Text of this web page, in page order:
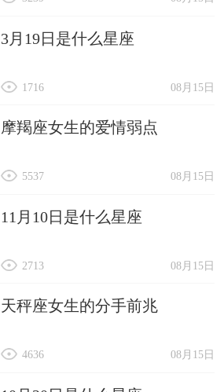
3月19日是什么星座
08月15日
1716
摩羯座女生的爱情弱点
08月15日
5537
11月10日是什么星座
08月15日
2713
天秤座女生的分手前兆
08月15日
4636